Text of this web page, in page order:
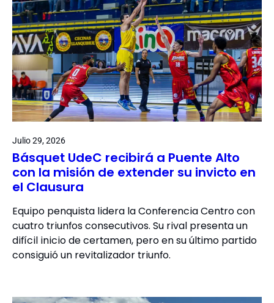
Julio 29, 2026
Básquet UdeC recibirá a Puente Alto
con la misión de extender su invicto en
el Clausura
Equipo penquista lidera la Conferencia Centro con
cuatro triunfos consecutivos. Su rival presenta un
difícil inicio de certamen, pero en su último partido
consiguió un revitalizador triunfo.